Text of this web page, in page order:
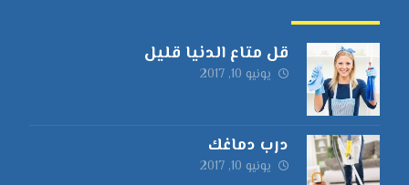
قل متاع الدنيا قليل
يونيو 10, 2017
درب دماغك
يونيو 10, 2017